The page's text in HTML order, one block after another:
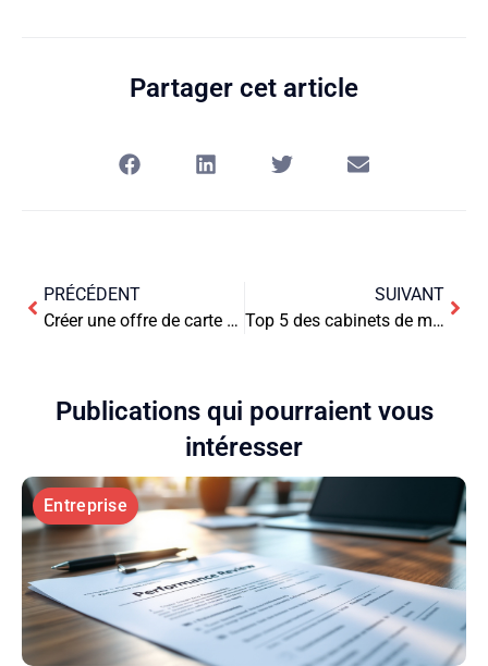
Partager cet article
PRÉCÉDENT
Créer une offre de carte bancaire pro avec accès à des services premium
SUIVANT
Top 5 des cabinets de management de transition RH en France
Publications qui pourraient vous
intéresser
Entreprise